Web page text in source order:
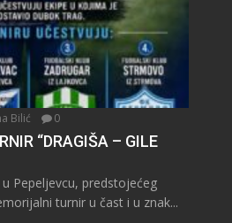
Bilić 0
“DRAGIŠA – GILE
Pepeljevcu, predstojećeg
turnir u čast i u znak...